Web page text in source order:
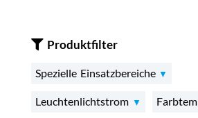
Produktfilter
Spezielle Einsatzbereiche
Leuchtenlichtstrom